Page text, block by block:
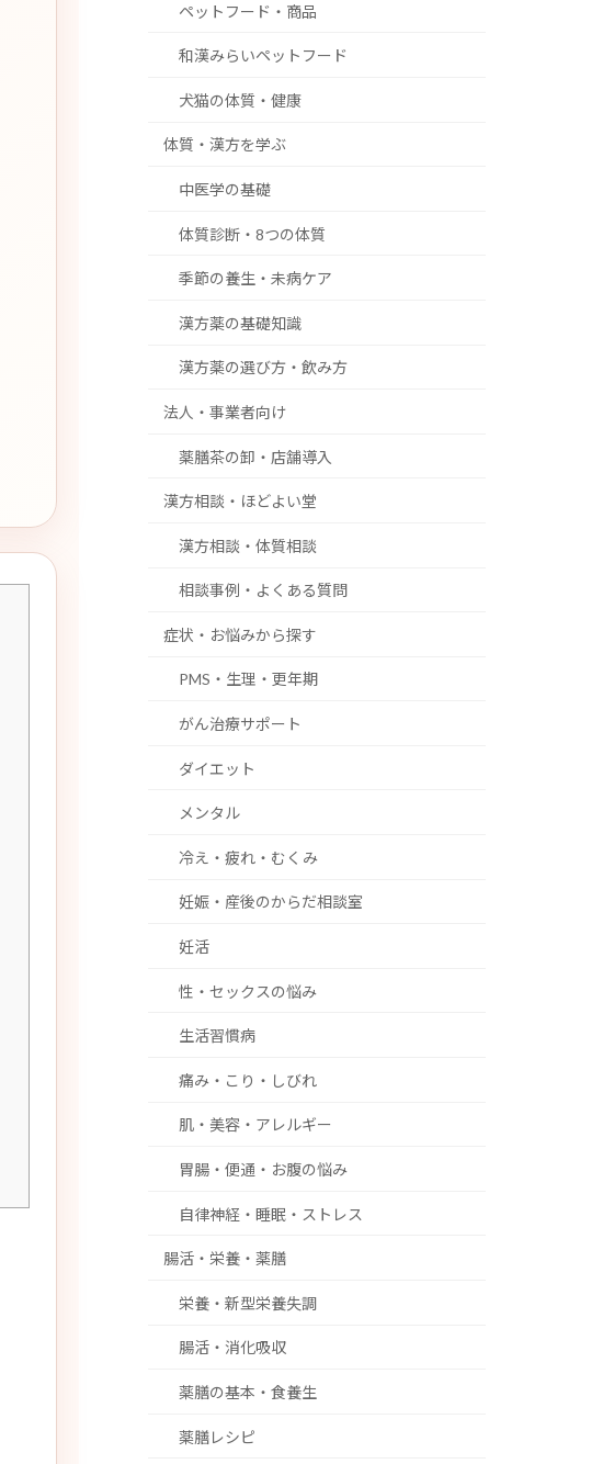
ペットフード・商品
和漢みらいペットフード
犬猫の体質・健康
体質・漢方を学ぶ
中医学の基礎
体質診断・8つの体質
季節の養生・未病ケア
漢方薬の基礎知識
漢方薬の選び方・飲み方
法人・事業者向け
薬膳茶の卸・店舗導入
漢方相談・ほどよい堂
漢方相談・体質相談
相談事例・よくある質問
症状・お悩みから探す
PMS・生理・更年期
がん治療サポート
ダイエット
メンタル
冷え・疲れ・むくみ
妊娠・産後のからだ相談室
妊活
性・セックスの悩み
生活習慣病
痛み・こり・しびれ
肌・美容・アレルギー
胃腸・便通・お腹の悩み
自律神経・睡眠・ストレス
腸活・栄養・薬膳
栄養・新型栄養失調
腸活・消化吸収
薬膳の基本・食養生
薬膳レシピ